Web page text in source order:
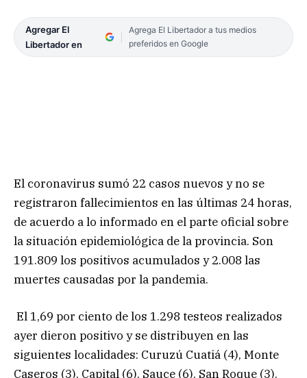
Agregar El
Libertador en
Agrega El Libertador a tus medios
preferidos en Google
El coronavirus sumó 22 casos nuevos y no se
registraron fallecimientos en las últimas 24 horas,
de acuerdo a lo informado en el parte oficial sobre
la situación epidemiológica de la provincia. Son
191.809 los positivos acumulados y 2.008 las
muertes causadas por la pandemia.
El 1,69 por ciento de los 1.298 testeos realizados
ayer dieron positivo y se distribuyen en las
siguientes localidades: Curuzú Cuatiá (4), Monte
Caseros (3), Capital (6), Sauce (6), San Roque (3).